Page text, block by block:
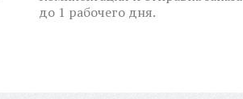
до 1 рабочего дня.